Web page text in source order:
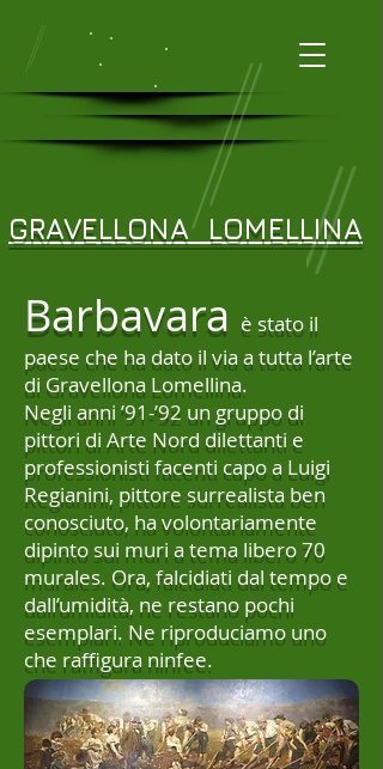
GRAVELLONALOMELLINA
Barbavara è stato il
paese che ha dato il via a tutta l’arte
di Gravellona Lomellina.
Negli anni ’91-’92 un gruppo di
pittori di Arte Nord dilettanti e
professionisti facenti capo a Luigi
Regianini, pittore surrealista ben
conosciuto, ha volontariamente
dipinto sui muri a tema libero 70
murales. Ora, falcidiati dal tempo e
dall’umidità, ne restano pochi
esemplari. Ne riproduciamo uno
che raffigura ninfee.